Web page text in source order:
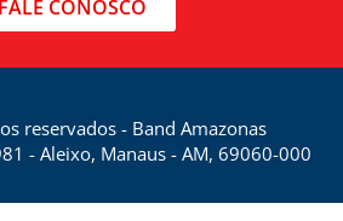
FALE CONOSCO
reservados - Band Amazonas
- Aleixo, Manaus - AM, 69060-000